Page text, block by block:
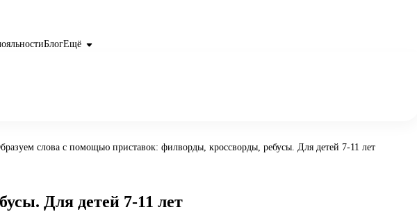
БлогЕщё
слова с помощью приставок: филворды, кроссворды, ребусы. Для детей 7-11 лет
Для детей 7-11 лет